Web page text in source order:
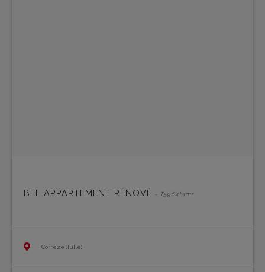
BEL APPARTEMENT RÉNOVÉ - T5964lsmr
Corrèze (Tulle)